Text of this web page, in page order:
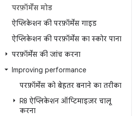
परफ़ॉर्मेंस मोड
ऐप्लिकेशन की परफ़ॉर्मेंस गाइड
ऐप्लिकेशन की परफ़ॉर्मेंस का स्कोर पाना
परफ़ॉर्मेंस की जांच करना
Improving performance
परफ़ॉर्मेंस को बेहतर बनाने का तरीका
R8 ऐप्लिकेशन ऑप्टिमाइज़र चालू
करना